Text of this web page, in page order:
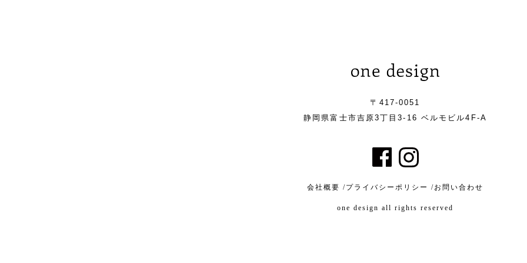
〒417-0051
静岡県富士市吉原3丁目3-16 ベルモビル4F-A
会社概要 /プライバシーポリシー /お問い合わせ
one design all rights reserved